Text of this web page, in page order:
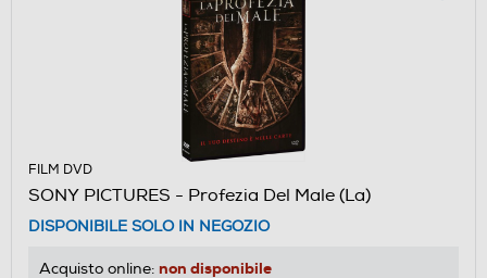
FILM DVD
SONY PICTURES - Profezia Del Male (La)
DISPONIBILE SOLO IN NEGOZIO
Acquisto online: non disponibile